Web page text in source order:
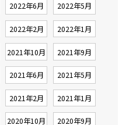
2022年6月 2022年5月
2022年2月 2022年1月
2021年10月 2021年9月
2021年6月 2021年5月
2021年2月 2021年1月
2020年10月 2020年9月